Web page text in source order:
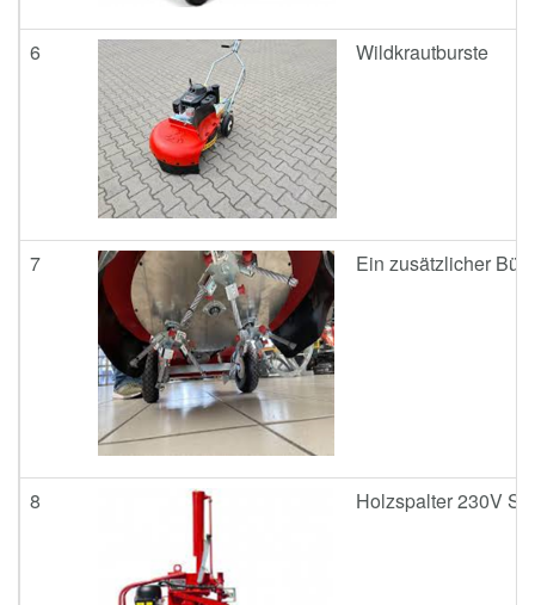
6 Wildkrautburste
7 Ein zusätzlicher
8 Holzspalter 230V